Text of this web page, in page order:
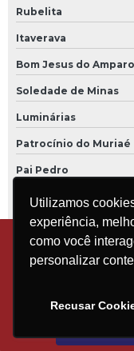
Receba dicas
Utilizamos
experiência,
como você
personalizar
Recusar
Rubelita
Itaverava
Bom Jesus do Amparo
Soledade de Minas
Luminárias
Patrocínio do Muriaé
Pai Pedro
Bonfinópolis de Minas
Catas Altas
Crucilândia
Olhos-d'Água